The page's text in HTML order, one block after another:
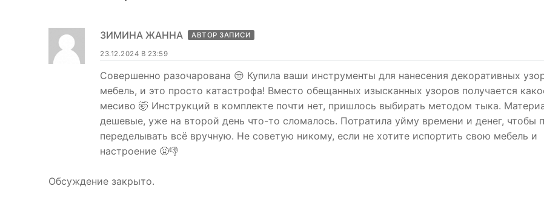
ЗИМИНА ЖАННА АВТОР ЗАПИСИ
23.12.2024 В 23:59
Совершенно разочарована 😒 Купила ваши инструменты для нанесения декоративных
мебель, и это просто катастрофа! Вместо обещанных изысканных узоров получается
месиво 🤯 Инструкций в комплекте почти нет, пришлось выбирать методом тыка.
дешевые, уже на второй день что-то сломалось. Потратила уйму времени и денег, чтобы
переделывать всё вручную. Не советую никому, если не хотите испортить свою мебель и
настроение 😤👎
Обсуждение закрыто.